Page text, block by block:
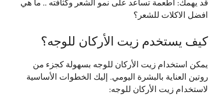
قد يهمك: أطعمة تساعد على نمو الشعر وكثافته .. ما هي
افضل الاكلات للشعر؟
كيف يستخدم زيت الأركان للوجه؟
يمكن استخدام زيت الأركان للوجه بسهولة كجزء من
روتين العناية بالبشرة اليومي. إليك الخطوات الأساسية
لاستخدام زيت الأركان للوجه: